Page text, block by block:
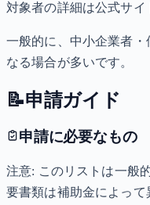
対象者の詳細は公式サイ
一般的に、中小企業者・
なる場合が多いです。
📝申請ガイド
申請に必要なもの
注意: このリストは一般
要書類は補助金によっ